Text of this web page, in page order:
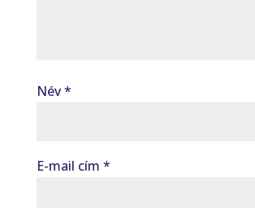
Név*
E-mail cím *